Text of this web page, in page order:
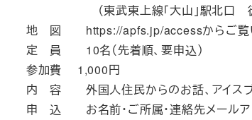
（東武東上線「大山」駅北口 徒歩1
地 図 https://apfs.jp/accessからご覧い
定 員 10名（先着順、要申込）
参加費 1,000円
内 容 外国人住民からのお話、アイ
申 込 お名前・ご所属・連絡先メールアド